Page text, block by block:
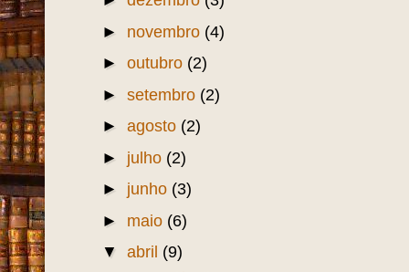
► novembro (4)
► outubro (2)
► setembro (2)
► agosto (2)
► julho (2)
► junho (3)
► maio (6)
▼ abril (9)